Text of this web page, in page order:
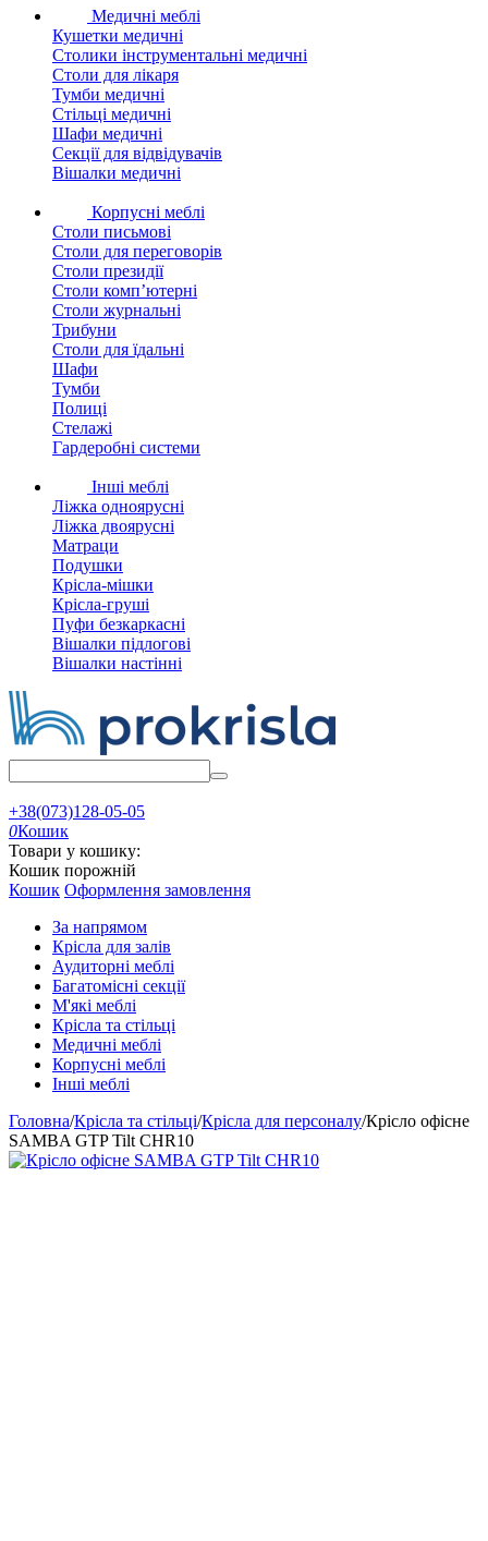
Медичні меблі
Кушетки медичні
Столики інструментальні медичні
Столи для лікаря
Тумби медичні
Стільці медичні
Шафи медичні
Секції для відвідувачів
Вішалки медичні
Корпусні меблі
Столи письмові
Столи для переговорів
Столи президії
Столи комп’ютерні
Столи журнальні
Трибуни
Столи для їдальні
Шафи
Тумби
Полиці
Стелажі
Гардеробні системи
Інші меблі
Ліжка одноярусні
Ліжка двоярусні
Матраци
Подушки
Крісла-мішки
Крісла-груші
Пуфи безкаркасні
Вішалки підлогові
Вішалки настінні
+38(073)128-05-05
0Кошик
Товари у кошику:
Кошик порожній
Кошик Оформлення замовлення
За напрямом
Крісла для залів
Аудиторні меблі
Багатомісні секції
М'які меблі
Крісла та стільці
Медичні меблі
Корпусні меблі
Інші меблі
Головна/Крісла та стільці/Крісла для персоналу/Крісло офісне
SAMBA GTP Tilt CHR10